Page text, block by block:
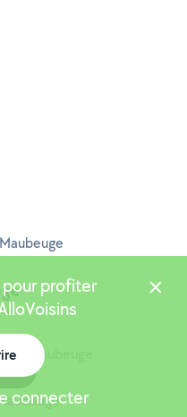
à Maubeuge
profiter
connecter